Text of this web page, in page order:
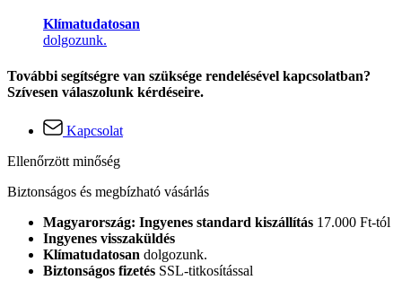
Klímatudatosan
dolgozunk.
További segítségre van szüksége rendelésével kapcsolatban?
Szívesen válaszolunk kérdéseire.
Kapcsolat
Ellenőrzött minőség
Biztonságos és megbízható vásárlás
Magyarország: Ingyenes standard kiszállítás 17.000 Ft-tól
Ingyenes visszaküldés
Klímatudatosan dolgozunk.
Biztonságos fizetés SSL-titkosítással